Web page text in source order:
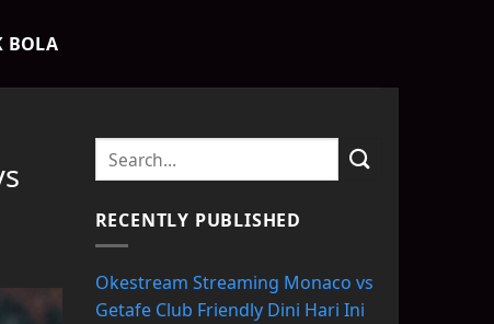
BOLA
RECENTLY PUBLISHED
Okestream Streaming Monaco vs
Getafe Club Friendly Dini Hari Ini